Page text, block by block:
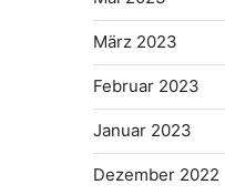
März 2023
Februar 2023
Januar 2023
Dezember 2022